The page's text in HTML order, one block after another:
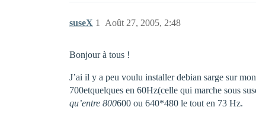
suseX Août 27, 2005, 2:48
1
Bonjour à tous !
J’ai il y a peu voulu installer debian sarge sur
700etquelques en 60Hz(celle qui marche sous
qu’entre 800600 ou 640*480 le tout en 73 Hz.